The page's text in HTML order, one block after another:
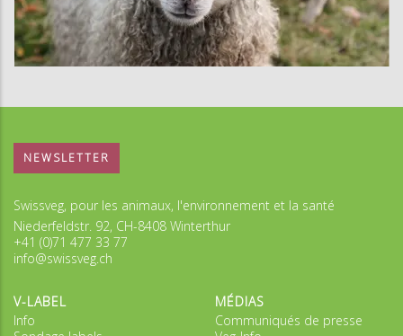
NEWSLETTER
Swissveg, pour les animaux, l'environnement et la santé
Niederfeldstr. 92, CH-8408 Winterthur
+41 (0)71 477 33 77
info@swissveg.ch
V-LABEL
Info
MÉDIAS
Communiqués de presse